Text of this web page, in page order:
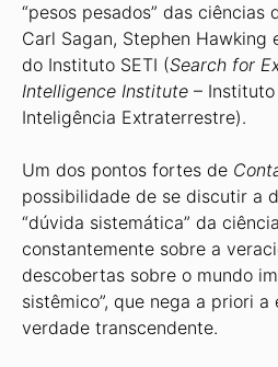
“pesos pesados” das ciências
Carl Sagan, Stephen Hawking
do Instituto SETI (Search for
Intelligence Institute –
Inteligência Extraterrestre).
Um dos pontos fortes de
possibilidade de se discutir a
“dúvida sistemática” da
constantemente sobre a
descobertas sobre o mundo
sistêmico”, que nega a priori
verdade transcendente.